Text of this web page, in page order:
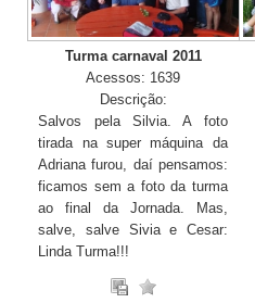
Turma carnaval 2011
Acessos: 1639
Descrição:
Salvos pela Silvia. A foto
tirada na super máquina da
Adriana furou, daí pensamos:
ficamos sem a foto da turma
ao final da Jornada. Mas,
salve, salve Sivia e Cesar:
Linda Turma!!!